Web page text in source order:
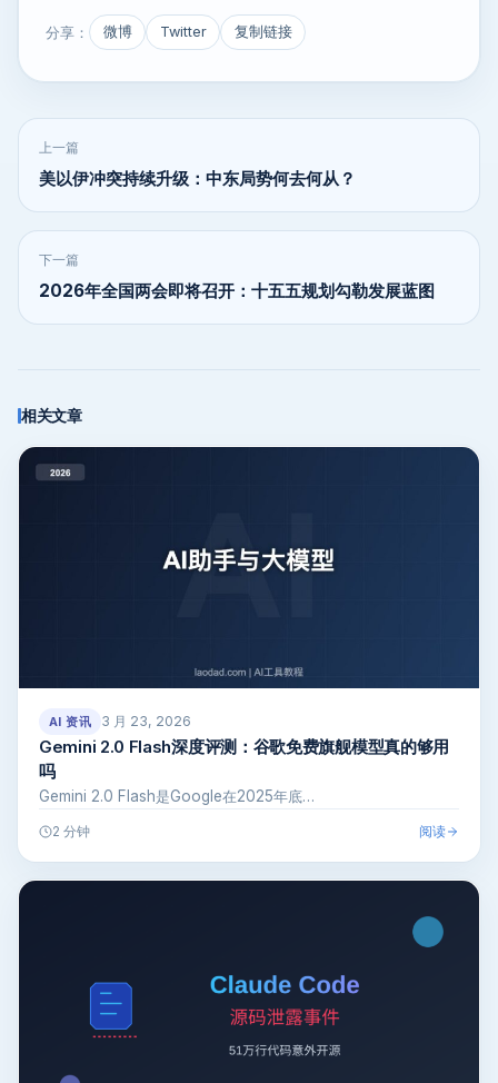
分享： 微博 Twitter 复制链接
上一篇
美以伊冲突持续升级：中东局势何去何从？
下一篇
2026年全国两会即将召开：十五五规划勾勒发展蓝图
相关文章
AI 资讯 3 月 23, 2026
Gemini 2.0 Flash深度评测：谷歌免费旗舰模型真的够用
吗
Gemini 2.0 Flash是Google在2025年底…
2 分钟 阅读